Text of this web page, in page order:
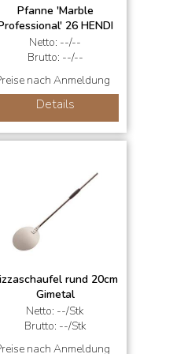
Pfanne 'Marble
26 HENDI
Netto: --/--
Brutto: --/--
nach Anmeldung
Details
rund 20cm
Gimetal
Netto: --/Stk
Brutto: --/Stk
nach Anmeldung